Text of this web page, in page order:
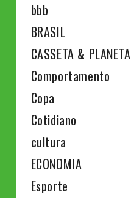
bbb
BRASIL
CASSETA & PLANETA
Comportamento
Copa
Cotidiano
cultura
ECONOMIA
Esporte